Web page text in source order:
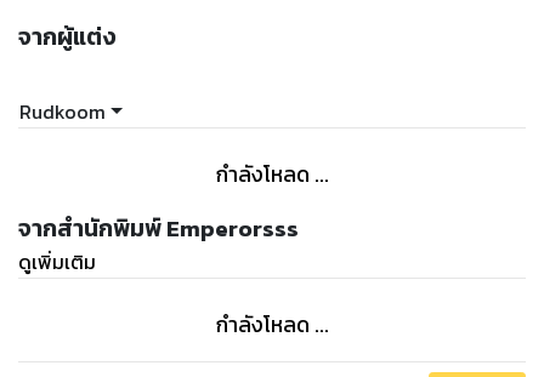
จากผู้แต่ง
Rudkoom
กำลังโหลด ...
จากสำนักพิมพ์ Emperorsss
ดูเพิ่มเติม
กำลังโหลด ...